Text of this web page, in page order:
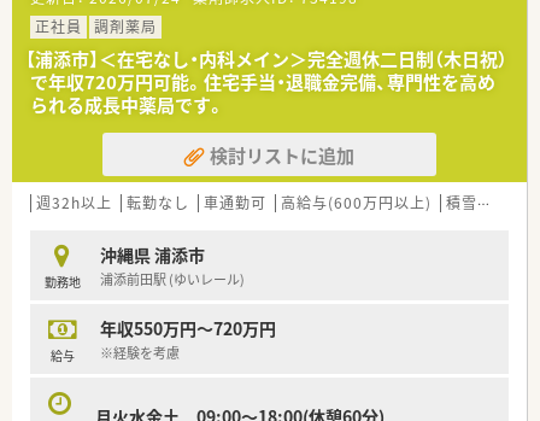
たり、1日平均で約125枚の処方箋を受け付けています。
■多彩な診療科の処方に触れられるため、特定の分野に偏ること
なく総合的な調剤スキルをバランスよく磨ける環境です。
【法人特徴について】
■福岡県に本社を置き全国に約700店舗を展開しており、医療機
関との強固な医薬連携を強みとする大手法人です。
■かかりつけ薬剤師の育成や健康サポート薬局の運営に注力し、
地域住民の健康増進に多角的な視点で貢献しています。
女問わず育児と仕事を両立しやすい体制が整っています。
【求人情報について】
の実務経験や専門スキルを十分に考慮し決定します。
■賞与は年に2回支給され前年度実績では4.00ヶ月分となってお
り、遠方から入職される方へのサポートも万全です。
正社員
調剤薬局
【浦添市】＜在宅なし・内科メイン＞完全週休二日制（木日祝）
で年収720万円可能。住宅手当・退職金完備、専門性を高め
られる成長中薬局です。
検討リストに追加
週32h以上 転勤なし 車通勤可 高給与(600万円以上) 積雪なし
勤務地
沖縄県 浦添市
浦添前田駅 (ゆいレール)
給与
年収550万円～720万円
※経験を考慮